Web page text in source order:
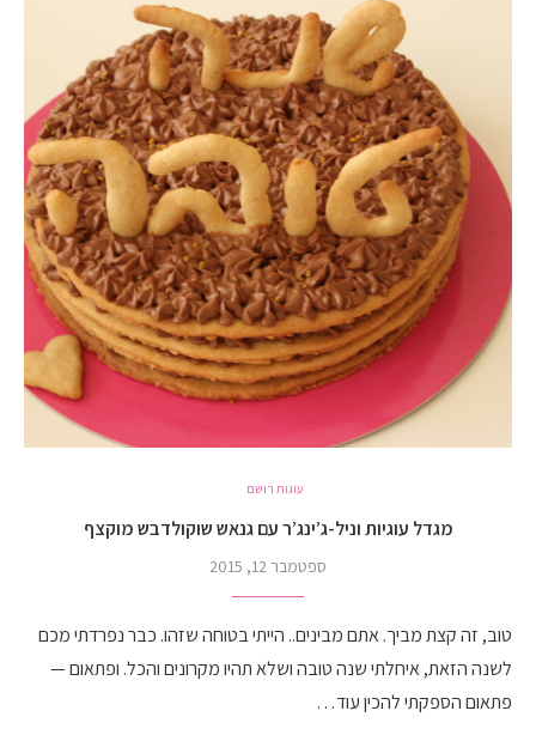
עוגות רושם
מגדל עוגיות וניל-ג’ינג’ר עם גנאש שוקולדבש מוקצף
ספטמבר 12, 2015
טוב, זה קצת מביך. אתם מבינים.. הייתי בטוחה שזהו. כבר נפרדתי מכם
לשנה הזאת, איחלתי שנה טובה ושלא תהיו מקרונים והכל. ופתאום —
פתאום הספקתי להכין עוד…